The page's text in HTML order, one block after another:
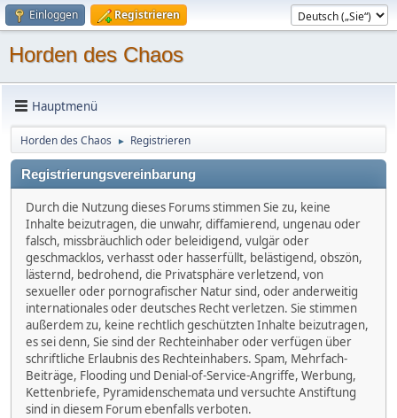
Einloggen Registrieren
Horden des Chaos
Hauptmenü
Horden des Chaos ► Registrieren
Registrierungsvereinbarung
Durch die Nutzung dieses Forums stimmen Sie zu, keine
Inhalte beizutragen, die unwahr, diffamierend, ungenau oder
falsch, missbräuchlich oder beleidigend, vulgär oder
geschmacklos, verhasst oder hasserfüllt, belästigend, obszön,
lästernd, bedrohend, die Privatsphäre verletzend, von
sexueller oder pornografischer Natur sind, oder anderweitig
internationales oder deutsches Recht verletzen. Sie stimmen
außerdem zu, keine rechtlich geschützten Inhalte beizutragen,
es sei denn, Sie sind der Rechteinhaber oder verfügen über
schriftliche Erlaubnis des Rechteinhabers. Spam, Mehrfach-
Beiträge, Flooding und Denial-of-Service-Angriffe, Werbung,
Kettenbriefe, Pyramidenschemata und versuchte Anstiftung
sind in diesem Forum ebenfalls verboten.